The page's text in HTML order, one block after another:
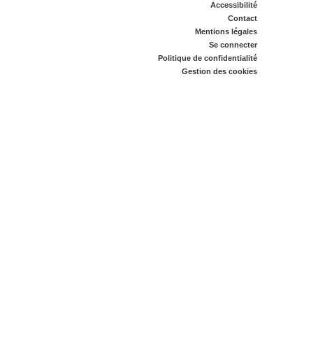
Accessibilité
Contact
Mentions légales
Se connecter
Politique de confidentialité
Gestion des cookies